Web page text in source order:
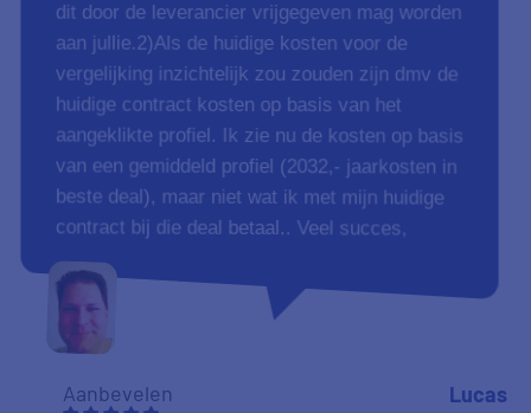
dit door de leverancier vrijgegeven mag worden
aan jullie.2)Als de huidige kosten voor de
vergelijking inzichtelijk zou zouden zijn dmv de
huidige contract kosten op basis van het
aangeklikte profiel. Ik zie nu de kosten op basis
van een gemiddeld profiel (2032,- jaarkosten in
beste deal), maar niet wat ik met mijn huidige
contract bij die deal betaal.. Veel succes,
Aanbevelen
Lucas